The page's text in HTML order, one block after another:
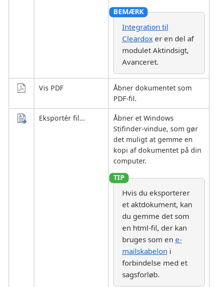
Integration til
Cleardoxer en del af
modulet Aktindsigt,
Avanceret.
Vis PDF
Åbner dokumentet som
PDF-fil.
Eksportér fil…
Åbner et Windows
Stifinder-vindue, som gør
det muligt at gemme en
kopi af dokumentet på din
computer.
Hvis du eksporterer
et aktdokument, kan
du gemme det som
en html-fil, der kan
bruges som en e-
mailskabeloni
forbindelse med et
sagsforløb.